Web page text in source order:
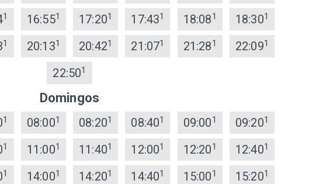
1 16:551 17:201 17:431 18:081 18:301
1 20:131 20:421 21:071 21:281 22:091
22:501
Domingos
1 08:001 08:201 08:401 09:001 09:201
1 11:001 11:401 12:001 12:201 12:401
1 14:001 14:201 14:401 15:001 15:201